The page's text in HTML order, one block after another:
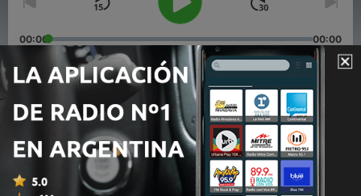
00:00 00:00
Episodios
1 - Entrevista a Inés de Oliveira Cézar en Radio
Nacional La Rioja